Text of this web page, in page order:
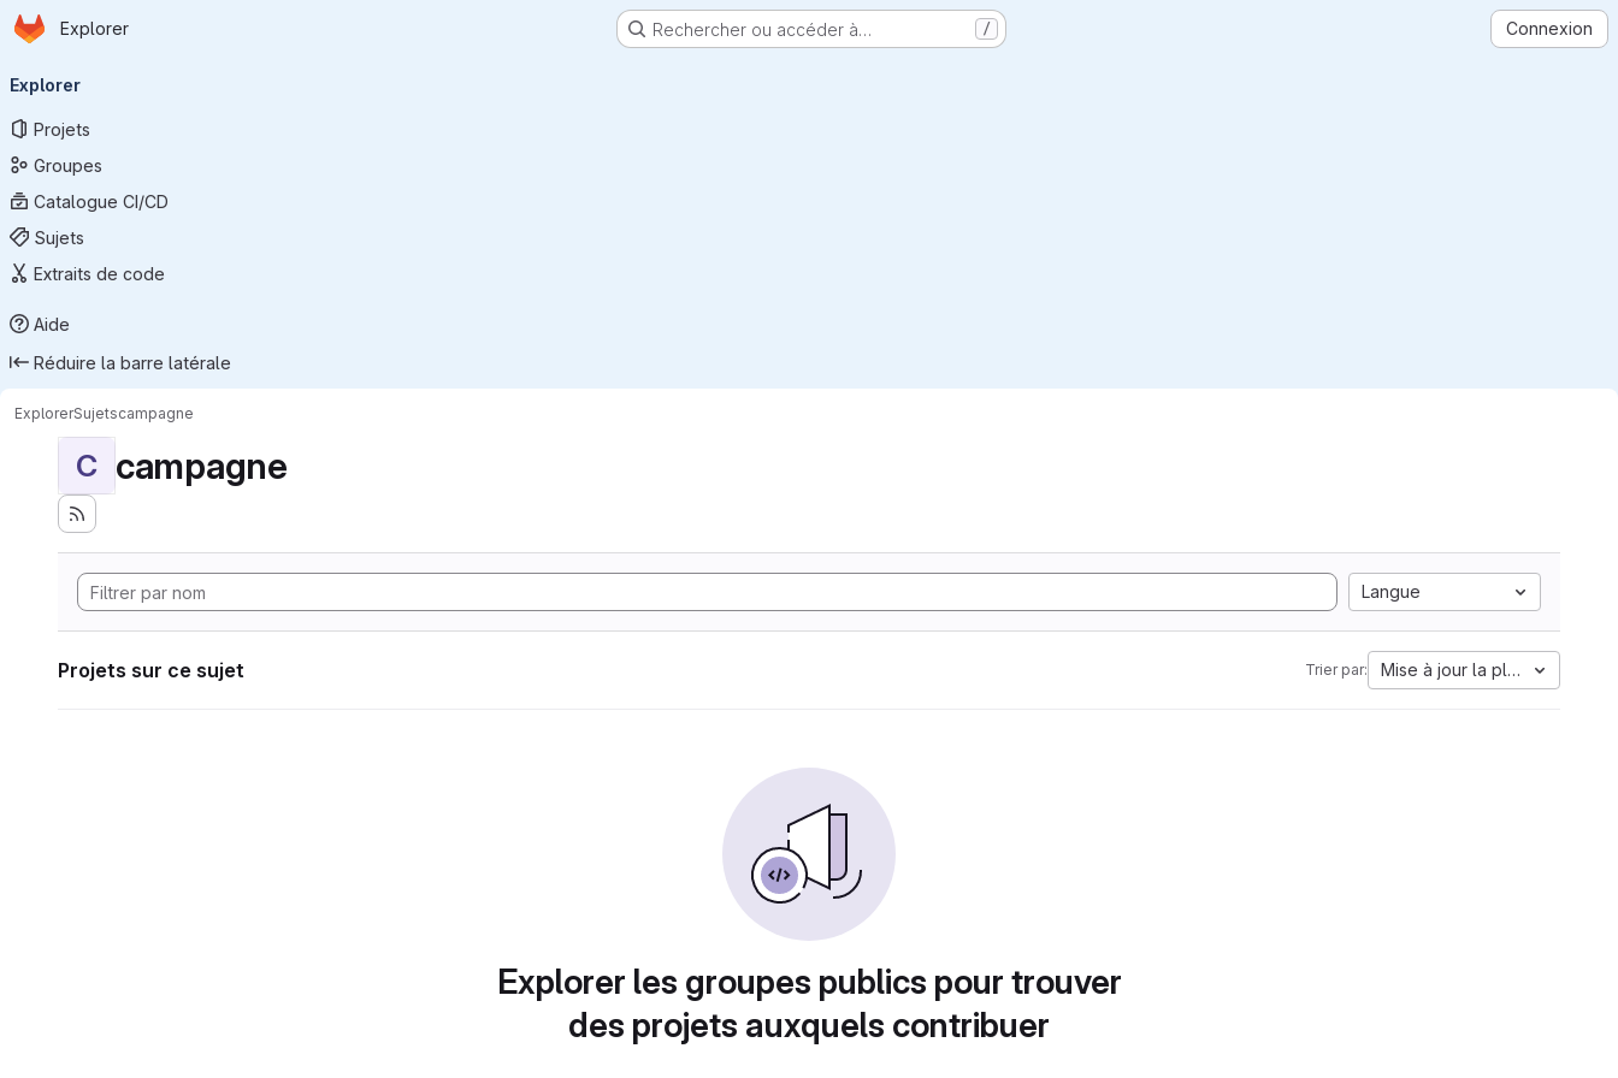
Passer au contenu principal
Page d'accueil
Explorer Rechercher ou accéder à… / Connexion
principale
Explorer
Projets
Groupes
Catalogue CI/CD
Sujets
Extraits de code
Aide
Réduire la barre latérale
ExplorerSujetscampagne
C campagne
Langue
Projets sur ce sujet Trier par: Mise à jour la plus ancienne
Explorer les groupes publics pour trouver
des projets auxquels contribuer